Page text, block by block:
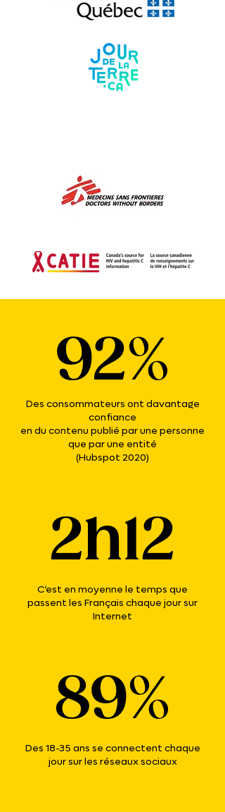
92%
Des consommateurs ont davantage
confiance
en du contenu publié par une personne
que par une entité
(Hubspot 2020)
2h12
C’est en moyenne le temps que
passent les Français chaque jour sur
Internet
89%
Des 18-35 ans se connectent chaque
jour sur les réseaux sociaux